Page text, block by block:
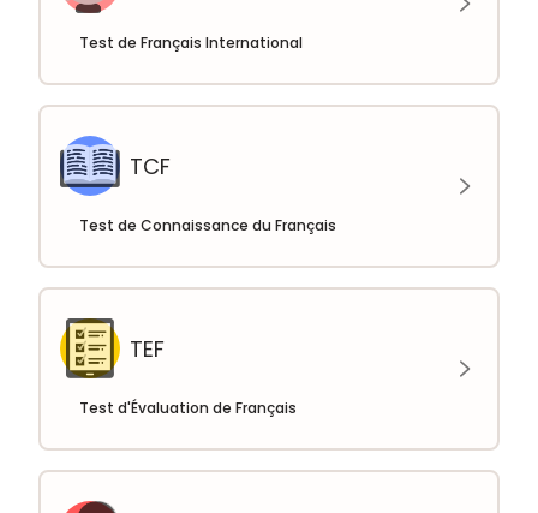
Test de Français International
TCF
Test de Connaissance du Français
TEF
Test d'Évaluation de Français